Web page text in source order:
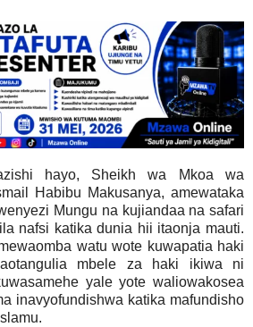
hayo, Sheikh wa Mkoa wa
Habibu Makusanya, amewataka
Mungu na kujiandaa na safari
nafsi katika dunia hii itaonja mauti.
watu wote kuwapatia haki
mbele za haki ikiwa ni
yale yote waliowakosea
inavyofundishwa katika mafundisho